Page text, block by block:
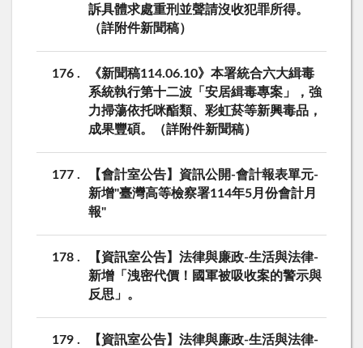
訴具體求處重刑並聲請沒收犯罪所得。
（詳附件新聞稿）
176
《新聞稿114.06.10》本署統合六大緝毒
系統執行第十二波「安居緝毒專案」，強
力掃蕩依托咪酯類、彩虹菸等新興毒品，
成果豐碩。（詳附件新聞稿）
177
【會計室公告】資訊公開-會計報表單元-
新增"臺灣高等檢察署114年5月份會計月
報"
178
【資訊室公告】法律與廉政-生活與法律-
新增「洩密代價！國軍被吸收案的警示與
反思」。
179
【資訊室公告】法律與廉政-生活與法律-